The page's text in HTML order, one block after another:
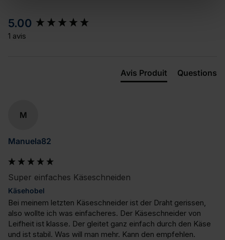
5.00
1 avis
Avis Produit Questions
M
Manuela82
Super einfaches Käseschneiden
Käsehobel
Bei meinem letzten Käseschneider ist der Draht gerissen,
also wollte ich was einfacheres. Der Käseschneider von
Leifheit ist klasse. Der gleitet ganz einfach durch den Käse
und ist stabil. Was will man mehr. Kann den empfehlen.
New content loaded